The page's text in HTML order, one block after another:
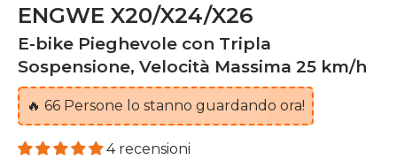
ENGWE X20/X24/X26
E-bike Pieghevole con Tripla
Sospensione, Velocità Massima 25 km/h
🔥 66 Persone lo stanno guardando ora!
4 recensioni